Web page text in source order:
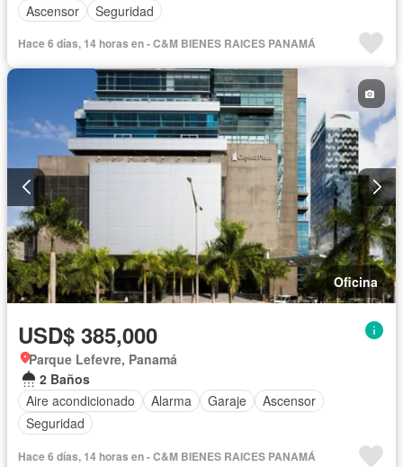
Ascensor
Seguridad
Hace 6 días, 14 horas en - C&M BIENES RAICES PANAMÁ
Oficina
USD$ 385,000
Parque Lefevre, Panamá
2 Baños
Aire acondicionado
Alarma Garaje
Ascensor
Seguridad
Hace 6 días, 14 horas en - C&M BIENES RAICES PANAMÁ